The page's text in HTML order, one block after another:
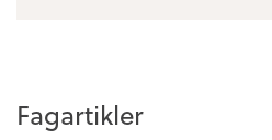
Fagartikler